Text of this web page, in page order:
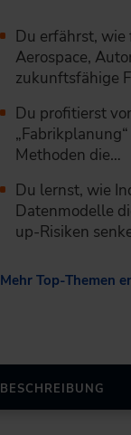
Du erfährst,
Aerospace,
zukunftsfähige
Du profitierst
Methoden die…
Du lernst, wie
Datenmodelle
up-Risiken
Mehr Top-Themen
BESCHREIBUNG